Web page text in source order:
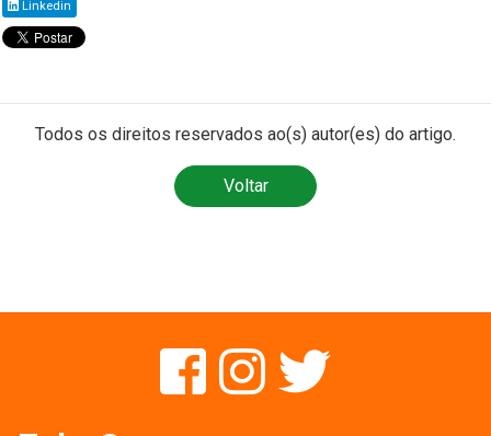
Linkedin
Todos os direitos reservados ao(s) autor(es) do artigo.
Voltar